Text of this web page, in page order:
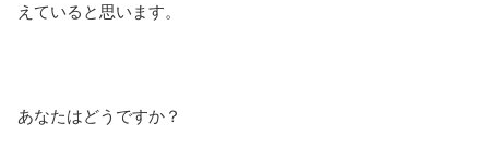
えていると思います。
あなたはどうですか？